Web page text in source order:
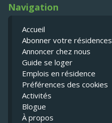
Navigation
Accueil
Abonner votre résidences
Annoncer chez nous
Guide se loger
Emplois en résidence
Préférences des cookies
Activités
Blogue
À propos